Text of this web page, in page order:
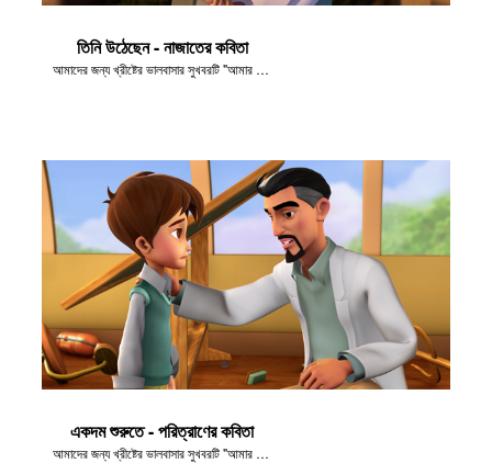
তিনি উঠেছেন - নাজাতের কবিতা
আমাদের জন্য খ্রীষ্টের ভালবাসার সুখবরটি "আমার লোকদের যেতে দাও!" এর দৃশ্যগুলো থেকে নেওয়া হয়েছে।
একদম শুরুতে - পরিত্রাণের কবিতা
আমাদের জন্য খ্রীষ্টের ভালবাসার সুখবরটি "আমার লোকদের যেতে দাও!" এর দৃশ্যগুলো থেকে নেওয়া হয়েছে।